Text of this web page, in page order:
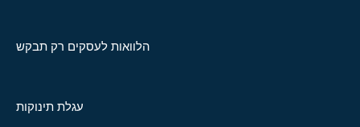
הלוואות לעסקים רק תבקש
עגלת תינוקות